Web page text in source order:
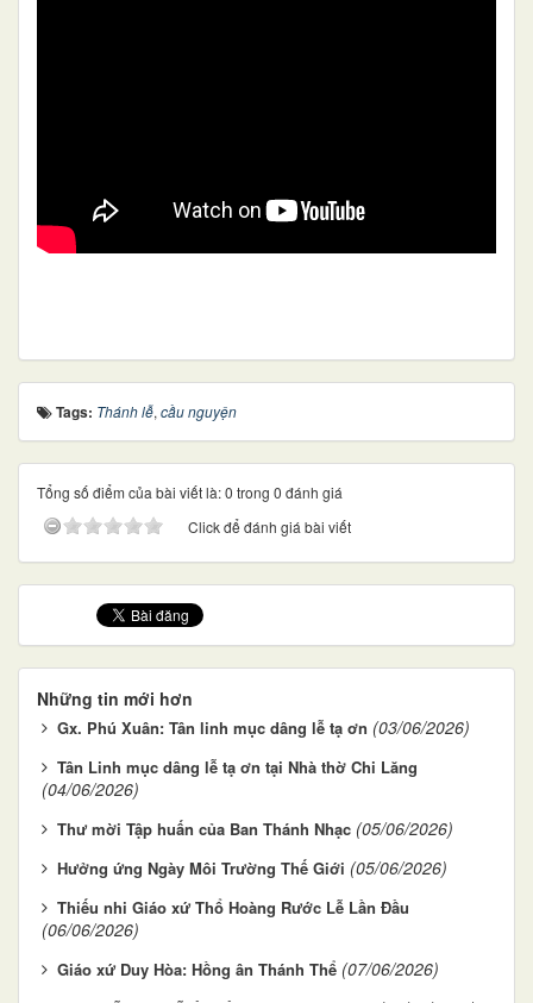
Tags: Thánh lễ, cầu nguyện
Tổng số điểm của bài viết là: 0 trong 0 đánh giá
Click để đánh giá bài viết
Những tin mới hơn
Gx. Phú Xuân: Tân linh mục dâng lễ tạ ơn (03/06/2026)
Tân Linh mục dâng lễ tạ ơn tại Nhà thờ Chi Lăng
(04/06/2026)
Thư mời Tập huấn của Ban Thánh Nhạc (05/06/2026)
Hưởng ứng Ngày Môi Trường Thế Giới (05/06/2026)
Thiếu nhi Giáo xứ Thổ Hoàng Rước Lễ Lần Đầu
(06/06/2026)
Giáo xứ Duy Hòa: Hồng ân Thánh Thể (07/06/2026)